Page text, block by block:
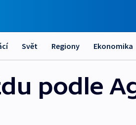
Svět Regiony Ekonomika
podle